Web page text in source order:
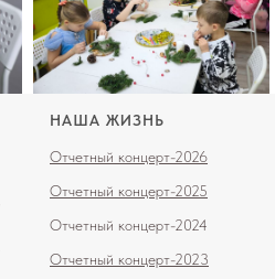
НАША ЖИЗНЬ
Отчетный концерт-2026
Отчетный концерт-2025
Отчетный концерт-2024
Отчетный концерт-2023